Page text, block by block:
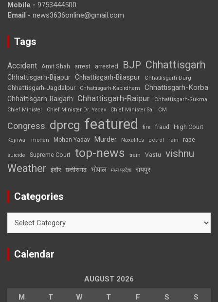
Mobile - 9753444500
Email - news3636online@gmail.com
Tags
Accident Amit Shah arrest arrested BJP Chhattisgarh
Chhattisgarh-Bijapur Chhattisgarh-Bilaspur Chhattisgarh-Durg
Chhattisgarh-Jagdalpur Chhattisgarh-Kabirdham Chhattisgarh-Korba
Chhattisgarh-Raigarh Chhattisgarh-Raipur
Chhattisgarh-Sukma
Chief Minister
Chief Minister Dr. Yadav Chief Minister Sai CM
Congress dprcg featured fire fraud High Court
Kejriwal mohan Mohan Yadav Murder Naxalites petrol rain rape
suicide Supreme Court top-news train Vastu vishnu
Weather इंदौर छत्तीसगढ़ भोपाल मध्य प्रदेश रायपुर
Categories
Calendar
AUGUST 2026
M T W T F S S